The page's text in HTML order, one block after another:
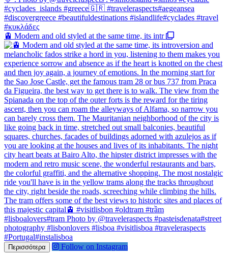
🚊 Modern and old styled at the same time, its intr
Περισσότερα Follow on Instagram